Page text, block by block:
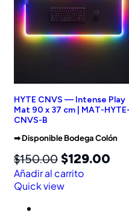
HYTE CNVS — Intense Play
Mat 90 x 37 cm | MAT-HYTE-
CNVS-B
➡︎ Disponible Bodega Colón
$150.00 $129.00
Añadir al carrito
Quick view